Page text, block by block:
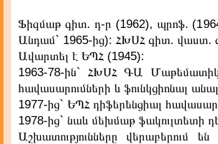
Ֆիզմաթ գիտ. դ-ր (1962), պրոֆ.
Անդամ` 1965-ից): ՀԽՍՀ գիտ. վաստ.
Ավարտել է ԵՊՀ (1945):
1963-78-ին` ՀԽՍՀ ԳԱ
հավասարումների և ֆունկցիոնալ
1977-ից` ԵՊՀ դիֆերենցիալ
1978-ից` նաև մեխմաթ ֆակուլտետի
Աշխատությունները վերաբերում